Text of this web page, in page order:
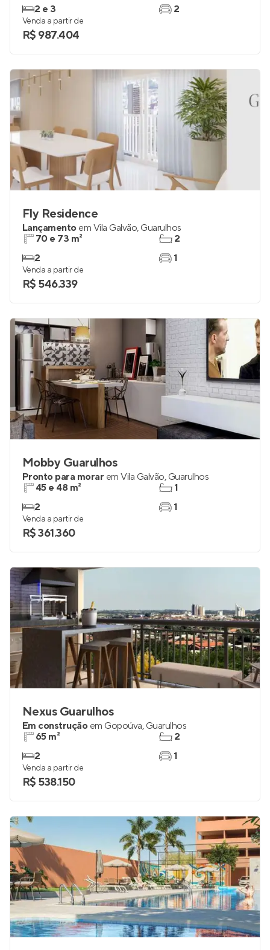
2 e 3 2
Venda a partir de
R$ 987.404
Fly Residence
Lançamento em Vila Galvão, Guarulhos
70 e 73 m²
2
2
1
Venda a partir de
R$ 546.339
Mobby Guarulhos
Pronto para morar em Vila Galvão, Guarulhos
45 e 48 m²
2
1
1
Venda a partir de
R$ 361.360
Nexus Guarulhos
Em construção em Gopoúva, Guarulhos
65 m²
2
2
1
Venda a partir de
R$ 538.150